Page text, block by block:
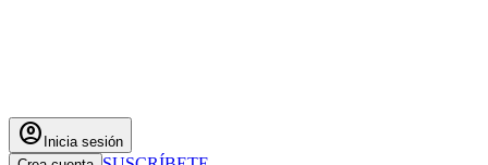
account_circle Inicia sesión